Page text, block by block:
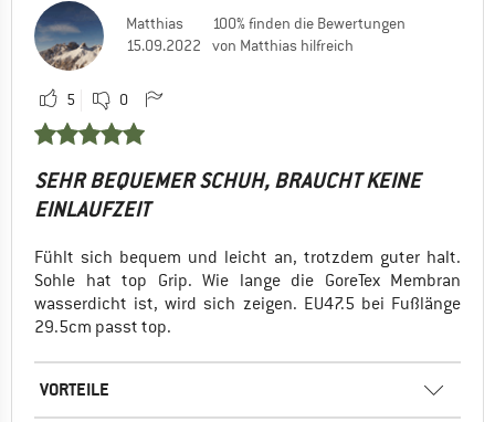
Matthias
15.09.2022
100% finden die Bewertungen
von Matthias hilfreich
5 0
SEHR BEQUEMER SCHUH, BRAUCHT KEINE
EINLAUFZEIT
Fühlt sich bequem und leicht an, trotzdem guter halt.
Sohle hat top Grip. Wie lange die GoreTex Membran
wasserdicht ist, wird sich zeigen. EU47.5 bei Fußlänge
29.5cm passt top.
VORTEILE